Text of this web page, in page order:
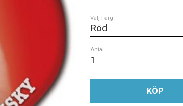
Välj Färg
Antal
KÖP